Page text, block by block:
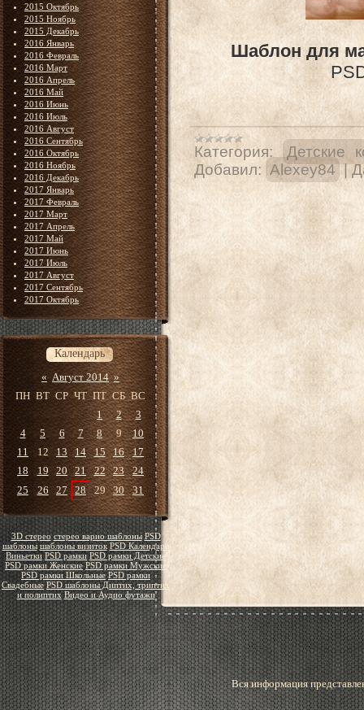
2015 Октябрь
2015 Ноябрь
2015 Декабрь
2016 Январь
2016 Февраль
2016 Март
2016 Апрель
2016 Май
2016 Июнь
2016 Июль
2016 Август
2016 Сентябрь
2016 Октябрь
2016 Ноябрь
2016 Декабрь
2017 Январь
2017 Февраль
2017 Март
2017 Апрель
2017 Май
2017 Июнь
2017 Июль
2017 Август
2017 Сентябрь
2017 Октябрь
Календарь
« Август 2014 »
ПН ВТ СР ЧТ ПТ СБ ВС
1
2
3
4
5 6 7 8 9
10
11
12 13 14 15 16
17
18
19 20 21 22 23
24
25
26 27 28 29 30 31
3D стерео стерео варио шаблоны PSD
шаблоны шаблоны визиток PSD Календари
Виньетки PSD рамки PSD рамки Детские
PSD рамки Женские PSD рамки Мужские
PSD рамки Школьные PSD рамки
Свадебные PSD шаблоны Диптих, триптих
и полиптих Видео и Аудио футажи
Шаблон для
Категория:
Детские
Добавил: Alexey84 |
Вся информация